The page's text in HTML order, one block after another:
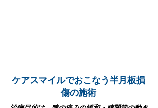
ケアスマイルでおこなう半月板損
傷の施術